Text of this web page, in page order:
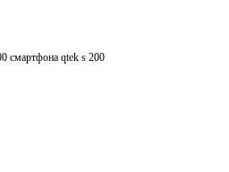
смартфона qtek s 200